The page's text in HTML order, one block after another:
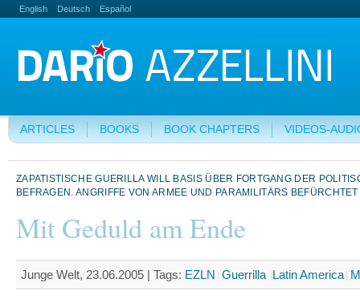
English Deutsch Español
ARTICLES BOOKS BOOK CHAPTERS VIDEOS-
ZAPATISTISCHE GUERILLA WILL BASIS ÜBER FORTGANG DER
BEFRAGEN. ANGRIFFE VON ARMEE UND PARAMILITÄRS BEFÜRCHTET
Mit Geduld am Ende
Junge Welt, 23.06.2005 | Tags: EZLN Guerrilla Latin America